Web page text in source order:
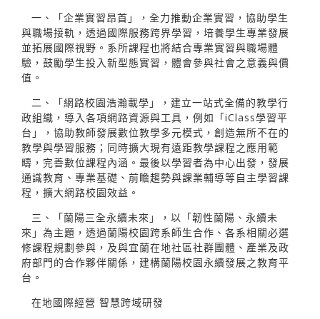
一、「企業實習昂首」，全力推動企業實習，協助學生
與職場接軌，透過國際服務跨界學習，培養學生專業發展
並拓展國際視野。系所課程也將結合專業實習與職場體
驗，鼓勵學生投入新型態實習，體會參與社會之意義與價
值。
二、「網路校園浩瀚載學」，建立一站式全備的教學行
政組織，導入各項網路資源與工具，例如「iClass學習平
台」，協助教師發展數位教學多元模式，創造無所不在的
教學與學習服務；同時擴大現有遠距教學課程之應用範
疇，完善數位課程內涵。最後以學習者為中心出發，發展
通識教育、專業基礎、前瞻趨勢與課業輔導等自主學習課
程，擴大網路校園效益。
三、「蘭陽三全永續未來」，以「韌性蘭陽、永續未
來」為主題，透過蘭陽校園跨系師生合作、各系相關必選
修課程規劃參與，及與宜蘭在地社區社群團體、產業及政
府部門的合作夥伴關係，建構蘭陽校園永續發展之教育平
台。
在地國際經營 智慧跨域研發